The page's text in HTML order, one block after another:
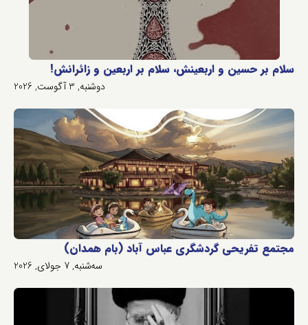
سلام بر حسین و اربعینش، سلام بر اربعین و زائرانش!
دوشنبه, 3 آگوست, 2026
مجتمع تفریحی گردشگری عباس آباد (بام همدان)
سه‌شنبه, 7 جولای, 2026